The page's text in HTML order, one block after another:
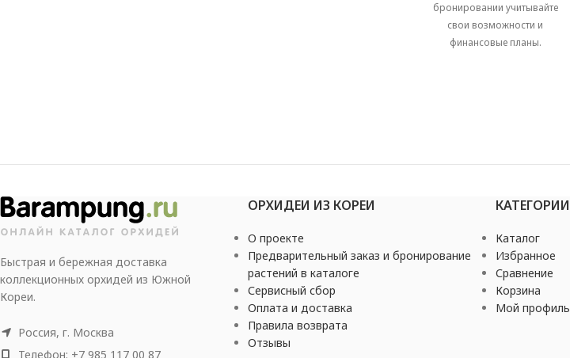
бронировании учитывайте
свои возможности и
финансовые планы.
Быстрая и бережная доставка
коллекционных орхидей из Южной
Кореи.
Россия, г. Москва
Телефон: +7 985 117 00 87
ОРХИДЕИ ИЗ КОРЕИ
О проекте
Предварительный заказ и бронирование
растений в каталоге
Сервисный сбор
Оплата и доставка
Правила возврата
Отзывы
КАТЕГОРИИ
Каталог
Избранное
Сравнение
Корзина
Мой профиль